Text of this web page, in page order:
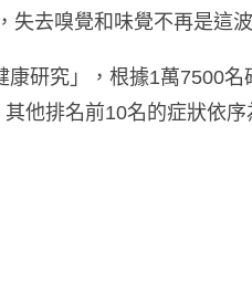
失去嗅覺和味覺不再是這
研究」，根據1萬7500
他排名前10名的症狀依序